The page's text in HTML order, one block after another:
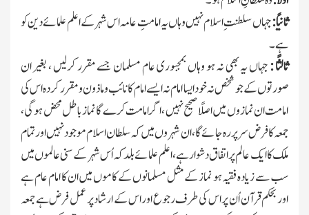
ثانیًا :جہاں سلطنتِ اسلام نہیں وہاں یہ امامتِ عامہ اس شہر کے اعلم علمائے دین کو
ہے۔
ثالثًا :جہاں یہ بھی نہ ہو وہاں بمجبوری عام مسلمان جسے مقرر کرلیں ، بغیر ان
صورتوں کے جو شخص نہ خود ایسا امام نہ ایسے امام کا نائب وماذون ومقرر کردہ اس کی
امامت ان نمازوں میں اصلًا صحیح نہیں ، اگر امامت کرے گا نماز باطل محض ہوگی ،
جمعہ کا فرض سرپر رہ جائے گا ، ان شہروں میں کہ سلطان اسلام موجود نہیں اور تمام
ملك کا ایك عالم پر اتفاق دشوار ہے ، اعلم علمائے بلد کہ اُس شہر کے سنی عالموں میں
سب سے زیادہ فقیہ ہو نماز کے مثل مسلمانوں کے کاموں میں ان کا امام عام ہے
اور بحکم قرآن اُن پر اس کی طرف رجوع اور اس کے ارشاد پر عمل فرض ہے جمعہ